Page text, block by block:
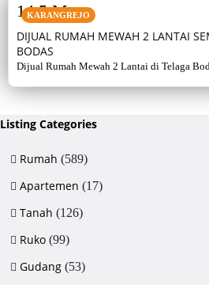
KARANGREJO
DIJUAL RUMAH MEWAH 2 LANTAI
BODAS
Dijual Rumah Mewah 2 Lantai di Telaga
listrik 5500 watt, air artetis. Lingkungan asri
14,5 M
Listing Categories
Rumah (589)
Apartemen (17)
Tanah (126)
Ruko (99)
Gudang (53)